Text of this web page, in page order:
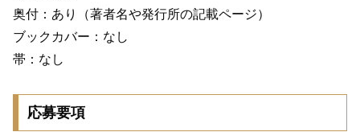
奥付：あり（著者名や発行所の記載ページ）
ブックカバー：なし
帯：なし
応募要項